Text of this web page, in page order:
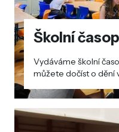
Školní
Vydáváme školní
můžete dočíst o dění